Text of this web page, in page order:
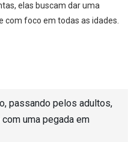
elas buscam dar uma
foco em todas as idades.
passando pelos adultos,
uma pegada em